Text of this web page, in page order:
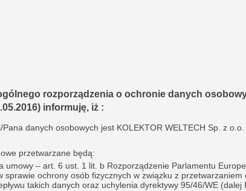
rozporządzenia o ochronie danych
informuję, iż :
danych osobowych jest KOLEKTOR WELTECH Sp. z
przetwarzane będą:
umowy – art. 6 ust. 1 lit. b Rozporządzenie Parlamentu
sprawie ochrony osób fizycznych w związku z
takich danych oraz uchylenia dyrektywy 95/46/WE (dalej